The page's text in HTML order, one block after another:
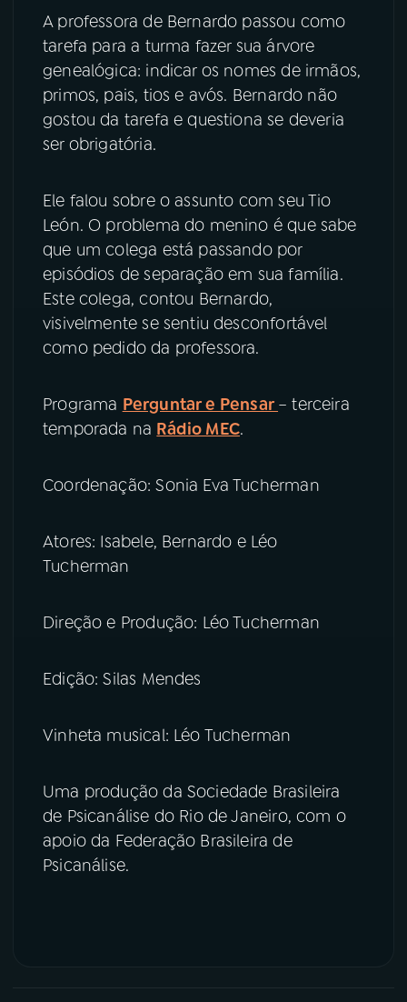
07ÚLTIMAS
08PRÊMIO RÁDIO MEC
YouTube Facebook
Instagram X
TikTok
A professora de Bernardo passou como
tarefa para a turma fazer sua árvore
genealógica: indicar os nomes de irmãos,
primos, pais, tios e avós. Bernardo não
gostou da tarefa e questiona se deveria
ser obrigatória.
Ele falou sobre o assunto com seu Tio
León. O problema do menino é que sabe
que um colega está passando por
episódios de separação em sua família.
Este colega, contou Bernardo,
visivelmente se sentiu desconfortável
como pedido da professora.
Programa Perguntar e Pensar – terceira
temporada na Rádio MEC.
Coordenação: Sonia Eva Tucherman
Atores: Isabele, Bernardo e Léo
Tucherman
Direção e Produção: Léo Tucherman
Edição: Silas Mendes
Vinheta musical: Léo Tucherman
Uma produção da Sociedade Brasileira
de Psicanálise do Rio de Janeiro, com o
apoio da Federação Brasileira de
Psicanálise.